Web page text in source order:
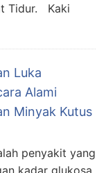
Tidur. Kaki
Luka
Alami
Minyak Kutus
penyakit yang
kadar glukosa